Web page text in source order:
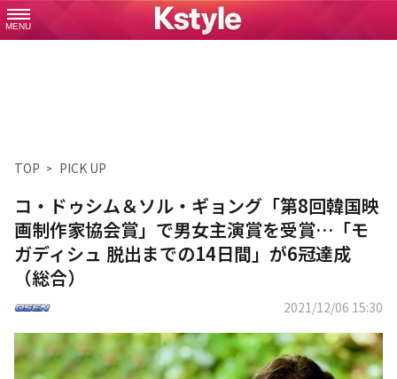
MENU
TOP PICK UP
コ・ドゥシム＆ソル・ギョング「第8回韓国映
画制作家協会賞」で男女主演賞を受賞…「モ
ガディシュ 脱出までの14日間」が6冠達成
（総合）
2021/12/06 15:30